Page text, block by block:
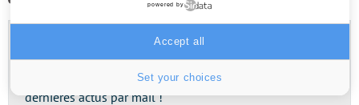
Newsletter
Abonnez-vous à notre newsletter pour recevoir nos
dernières actus par mail !
powered by
Set your choices
Accept all